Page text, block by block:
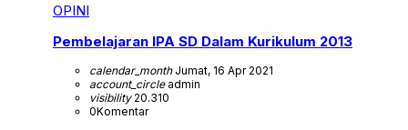
OPINI
Pembelajaran IPA SD Dalam Kurikulum 2013
calendar_monthJumat, 16 Apr 2021
account_circleadmin
visibility20.310
0Komentar